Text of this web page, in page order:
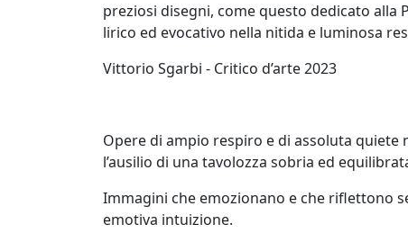
Marco
Colussa
Fabio
Colussi
preziosi disegni, come questo dedicato alla
lirico ed evocativo nella nitida e luminosa
Vittorio Sgarbi - Critico d’arte 2023
Opere di ampio respiro e di assoluta
l’ausilio di una tavolozza sobria ed
Immagini che emozionano e che riflettono
emotiva intuizione.